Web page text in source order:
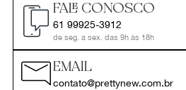
FALE CONOSCO
61 99925-3912
de seg. a sex. das 9h às 18h
EMAIL
contato@prettynew.com.br